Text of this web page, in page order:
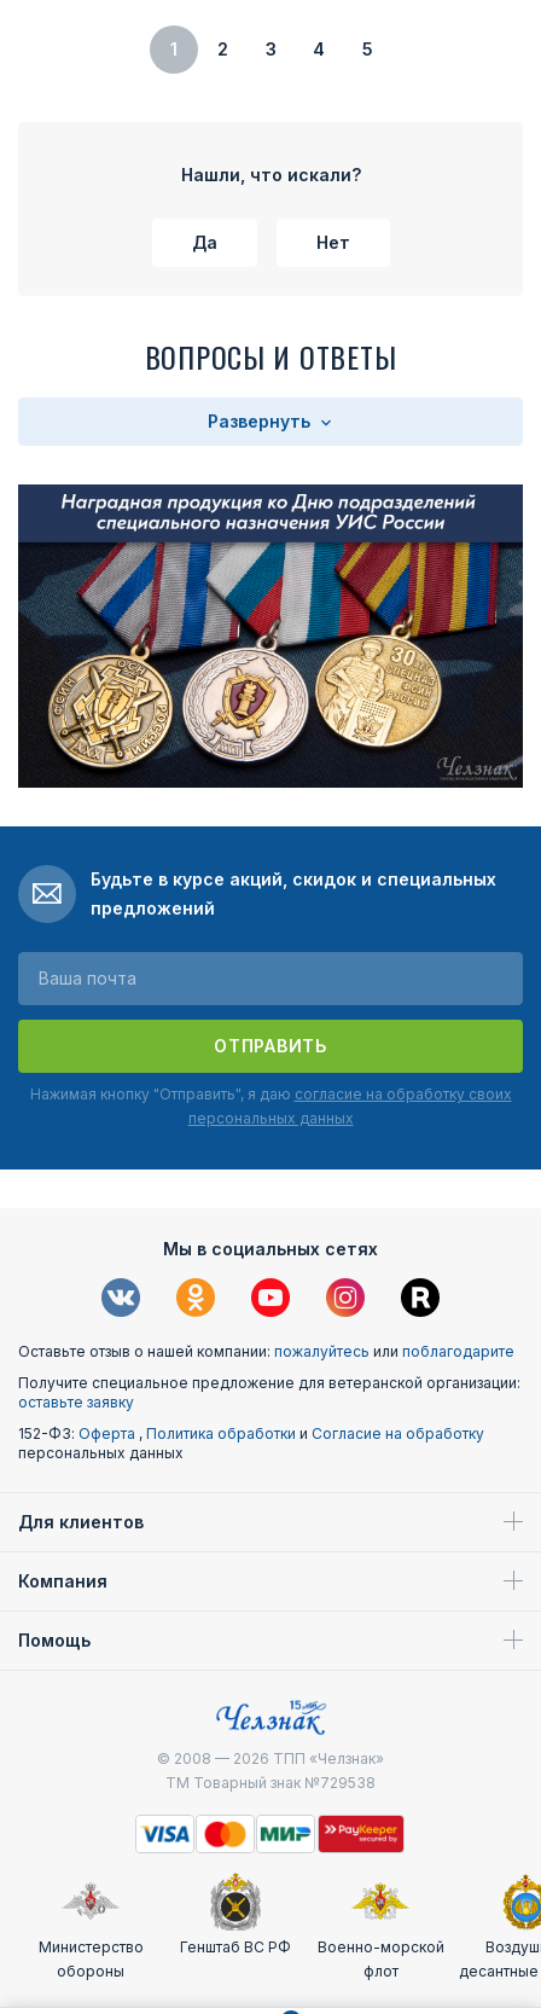
1 2 3 4 5
Нашли, что искали?
Да Нет
ВОПРОСЫ И ОТВЕТЫ
Развернуть
Будьте в курсе акций, скидок и специальных
предложений
ОТПРАВИТЬ
Нажимая кнопку "Отправить", я даю согласие на обработку своих
персональных данных
Мы в социальных сетях
Оставьте отзыв о нашей компании: пожалуйтесь или поблагодарите
Получите специальное предложение для ветеранской организации:
оставьте заявку
152-ФЗ: Оферта , Политика обработки и Согласие на обработку
персональных данных
Для клиентов
Компания
Помощь
© 2008 — 2026 ТПП «Челзнак»
ТМ Товарный знак №729538
Министерство
обороны
Генштаб ВС РФ
Военно-морской
флот
десантные